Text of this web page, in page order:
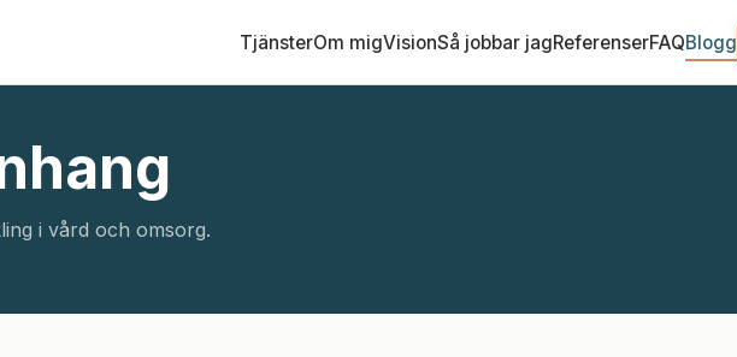
TjänsterOm migVisionSå jobbar jagReferenserFAQBlogg
i vård och omsorg.